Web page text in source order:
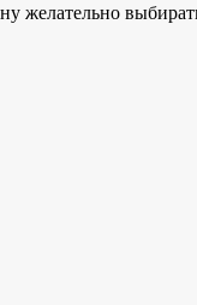
желательно